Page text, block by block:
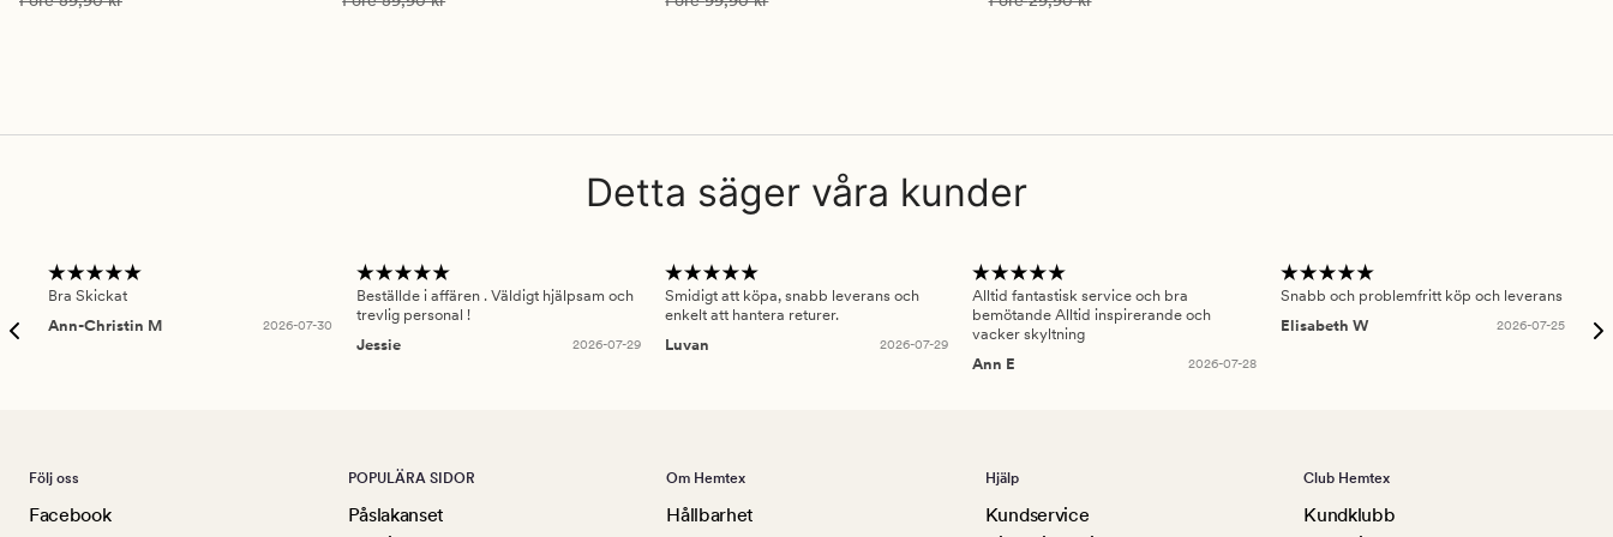
Detta säger våra kunder
Bra Skickat
Ann-Christin M
2026-07-30
Beställde i affären . Väldigt hjälpsam och
trevlig personal !
Jessie
2026-07-29
Smidigt att köpa, snabb leverans och
enkelt att hantera returer.
Luvan
2026-07-29
Alltid fantastisk service och bra
bemötande Alltid inspirerande och
vacker skyltning
Ann E
2026-07-28
Snabb och problemfritt köp och leverans
Elisabeth W
2026-07-25
Följ oss
Facebook
POPULÄRA SIDOR
Påslakanset
Om Hemtex
Hållbarhet
Hjälp
Kundservice
Club Hemtex
Kundklubb